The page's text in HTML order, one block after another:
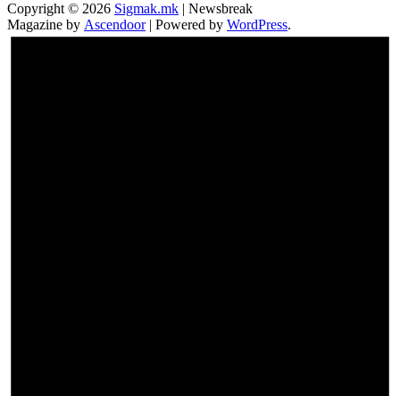
Copyright © 2026 Sigmak.mk | Newsbreak
Magazine by Ascendoor| Powered by WordPress.